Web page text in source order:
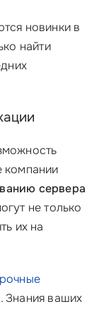
новинки в
найти
компании
сервера
не только
их на
Знания ваших